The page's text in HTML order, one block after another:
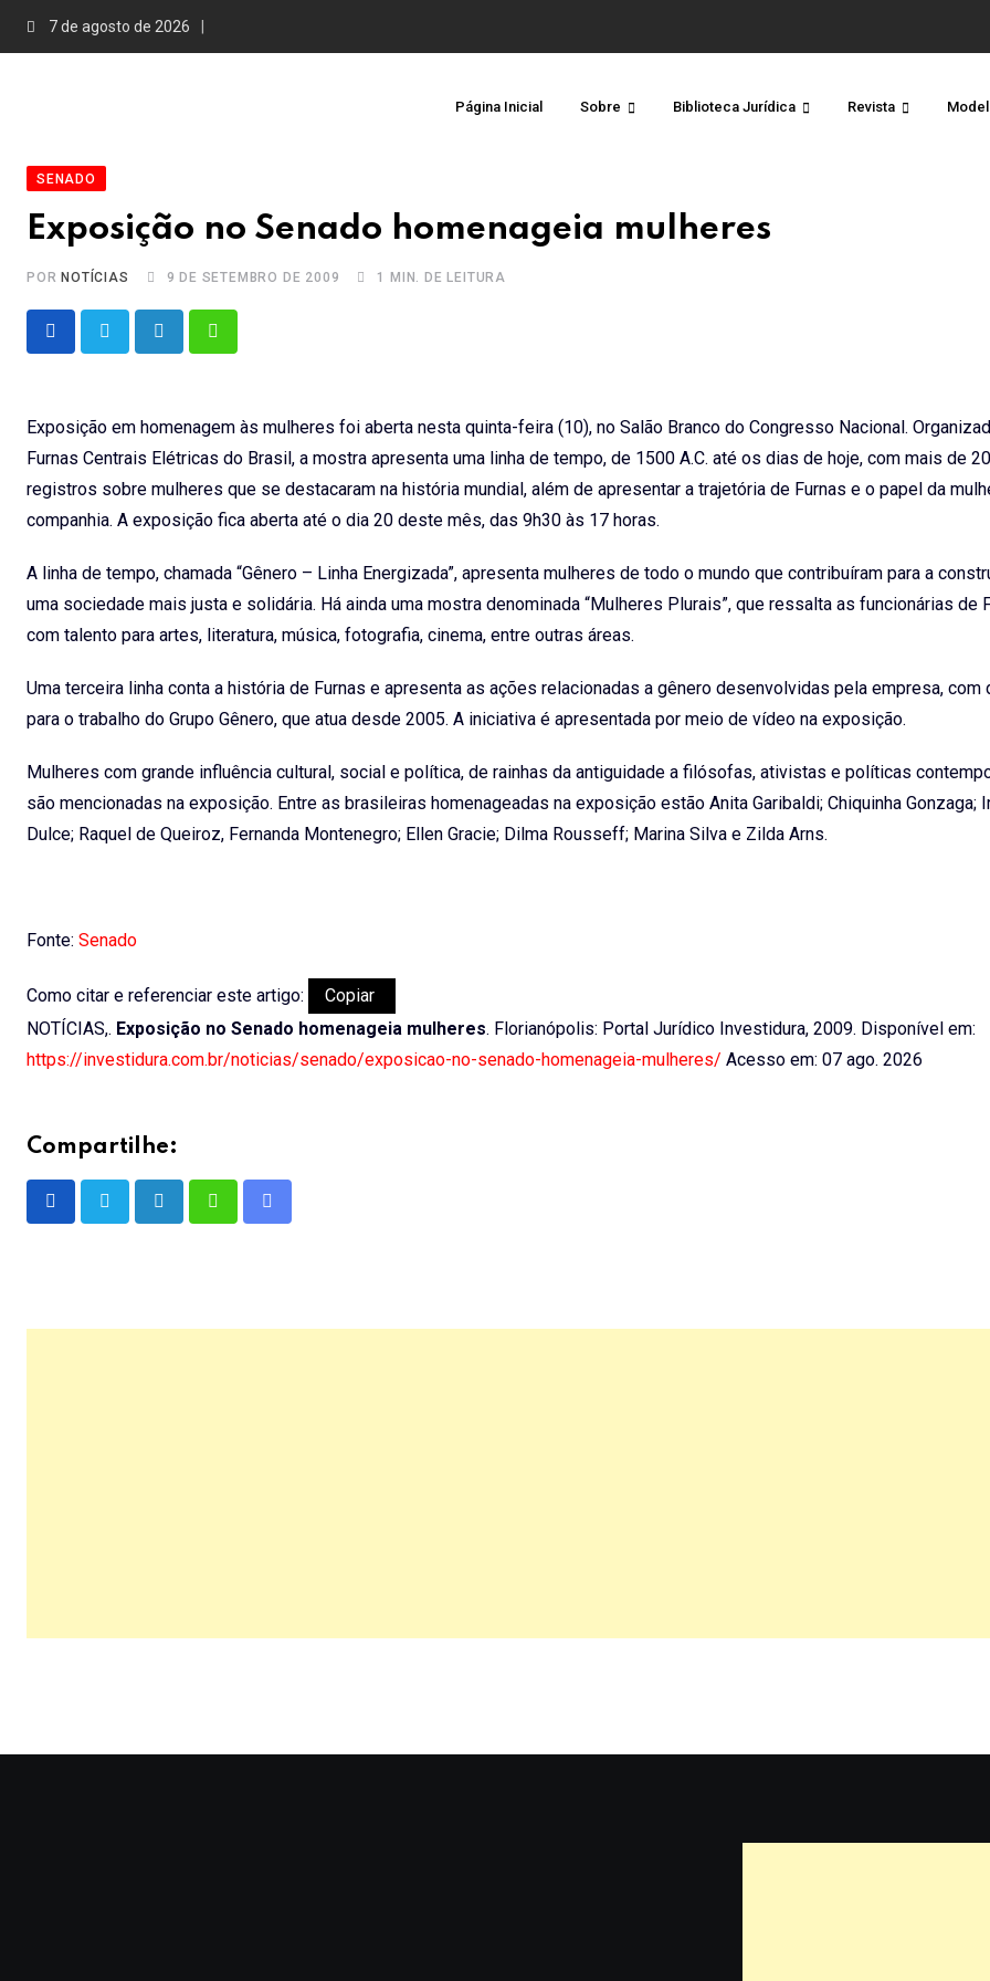
7 de agosto de 2026
Página Inicial Sobre Biblioteca Jurídica Revista
SENADO
Exposição no Senado homenageia mulheres
PORNOTÍCIAS 9 DE SETEMBRO DE 2009 1 MIN. DE LEITURA
LinkedInWhatsapp
Exposição em homenagem às mulheres foi aberta nesta quinta-feira (10), no Salão Branco do Congresso Nacional.
Furnas Centrais Elétricas do Brasil, a mostra apresenta uma linha de tempo, de 1500 A.C. até os dias de hoje, com mais de
registros sobre mulheres que se destacaram na história mundial, além de apresentar a trajetória de Furnas e o papel da
companhia. A exposição fica aberta até o dia 20 deste mês, das 9h30 às 17 horas.
A linha de tempo, chamada “Gênero – Linha Energizada”, apresenta mulheres de todo o mundo que contribuíram para a
uma sociedade mais justa e solidária. Há ainda uma mostra denominada “Mulheres Plurais”, que ressalta as funcionárias de
com talento para artes, literatura, música, fotografia, cinema, entre outras áreas.
Uma terceira linha conta a história de Furnas e apresenta as ações relacionadas a gênero desenvolvidas pela empresa, com
para o trabalho do Grupo Gênero, que atua desde 2005. A iniciativa é apresentada por meio de vídeo na exposição.
Mulheres com grande influência cultural, social e política, de rainhas da antiguidade a filósofas, ativistas e políticas
são mencionadas na exposição. Entre as brasileiras homenageadas na exposição estão Anita Garibaldi; Chiquinha Gonzaga;
Dulce; Raquel de Queiroz, Fernanda Montenegro; Ellen Gracie; Dilma Rousseff; Marina Silva e Zilda Arns.
Fonte: Senado
Como citar e referenciar este artigo:
Copiar
NOTÍCIAS,. Exposição no Senado homenageia mulheres. Florianópolis: Portal Jurídico Investidura, 2009. Disponível em:
https://investidura.com.br/noticias/senado/exposicao-no-senado-homenageia-mulheres/ Acesso em: 07 ago. 2026
Compartilhe:
LinkedInWhatsappShare